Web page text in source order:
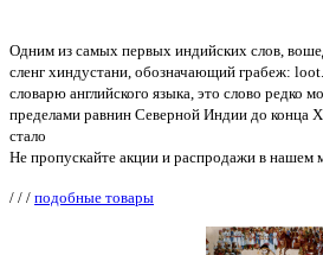
Одним из самых первых индийских слов,
сленг хиндустани, обозначающий грабеж:
словарю английского языка, это слово редко
пределами равнин Северной Индии до конца
стало
Не пропускайте акции и распродажи в нашем
/ / / подобные товары